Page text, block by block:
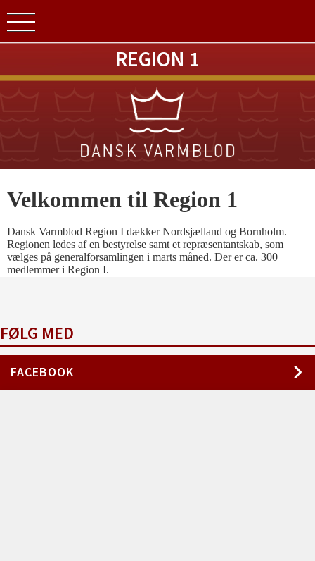
REGION 1
Velkommen til Region 1
Dansk Varmblod Region I dækker Nordsjælland og Bornholm.
Regionen ledes af en bestyrelse samt et repræsentantskab, som
vælges på generalforsamlingen i marts måned. Der er ca. 300
medlemmer i Region I.
FØLG MED
FACEBOOK